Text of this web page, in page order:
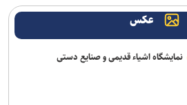
در آستانه انتخابات کنست
ایران اعمال کرد
نظامی صنعا وحشت دارد
دغدغه و نگرانی بنده معیشت مردم است/
عکس
نمایشگاه اشیاء قدیمی و صنایع دستی